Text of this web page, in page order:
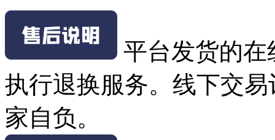
平台发货的
执行退换服务。线下交
家自负。